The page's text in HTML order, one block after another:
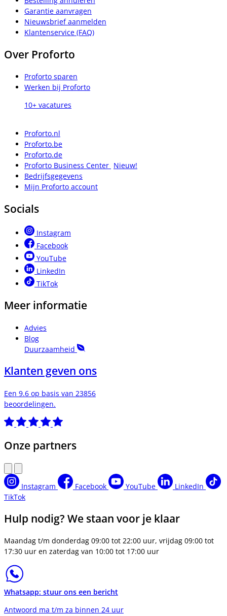
Garantie aanvragen
Nieuwsbrief aanmelden
Klantenservice (FAQ)
Over Proforto
Proforto sparen
Werken bij Proforto
10+ vacatures
Proforto.nl
Proforto.be
Proforto.de
Proforto Business Center Nieuw!
Bedrijfsgegevens
Mijn Proforto account
Socials
Instagram
Facebook
YouTube
LinkedIn
TikTok
Meer informatie
Advies
Blog
Duurzaamheid
Klanten geven ons
Een 9.6 op basis van 23856
beoordelingen.
Onze partners
Instagram Facebook YouTube
LinkedIn
TikTok
Hulp nodig? We staan voor je klaar
Maandag t/m donderdag 09:00 tot 22:00 uur, vrijdag 09:00 tot
17:30 uur en zaterdag van 10:00 tot 17:00 uur
Whatsapp: stuur ons een bericht
Antwoord ma t/m za binnen 24 uur